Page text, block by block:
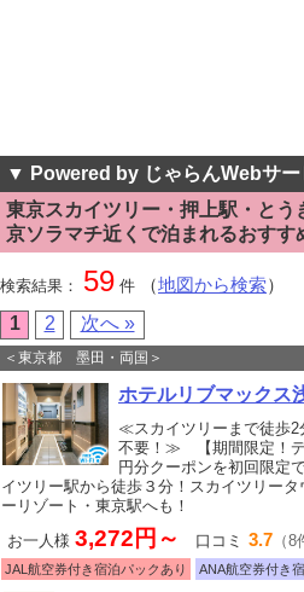
▼ Powered by じゃらんWebサー
東京スカイツリー・押上駅・と
京ソラマチ近くで泊まれるおす
検索結果： 59 件 （地図から検索）
1 2 次へ »
＜東京都 墨田・両国＞
ホテルリブマックス
≪スカイツリーまで徒歩2
不要！≫ 【期間限定！デ
円分クーポンを初回限定
イツリー駅から徒歩３分！スカイツリー
ーリゾート・東京駅へも！
お一人様 3,272円～ 口コミ 3.7 （8
JAL航空券付き宿泊パックあり ANA航空券付き